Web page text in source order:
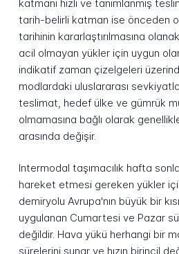
katmanı hızlı ve tanımlanmış
tarih-belirli katman ise önceden
tarihinin kararlaştırılmasına
acil olmayan yükler için uygun
indikatif zaman çizelgeleri
modlardaki uluslararası
teslimat, hedef ülke ve gümrük
olmamasına bağlı olarak
arasında değişir.
Intermodal taşımacılık hafta
hareket etmesi gereken yükler
demiryolu Avrupa'nın büyük bir
uygulanan Cumartesi ve Pazar
değildir. Hava yükü herhangi bir
sürelerini sunar ve hızın birincil